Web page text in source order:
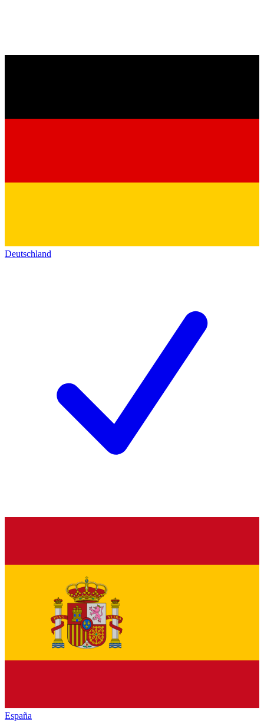
Deutschland
España